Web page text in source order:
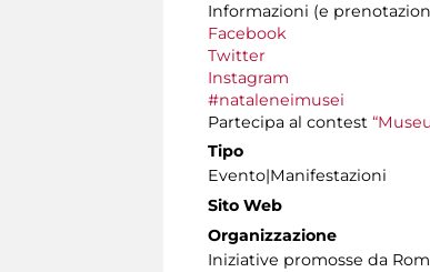
Informazioni (e
Facebook
Twitter
Instagram
#nataleneimusei
Partecipa al contest
Tipo
Evento|Manifestazioni
Sito Web
Organizzazione
Iniziative promosse da